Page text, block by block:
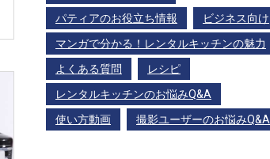
パティアのお役立ち情報
ビジネス向け
マンガで分かる！レンタルキッチンの魅力
よくある質問
レシピ
レンタルキッチンのお悩みQ&A
使い方動画
撮影ユーザーのお悩みQ&A